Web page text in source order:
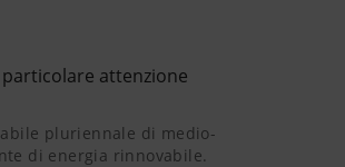
attenzione
pluriennale di medio-lungo
pluriennale di medio-
di energia rinnovabile.